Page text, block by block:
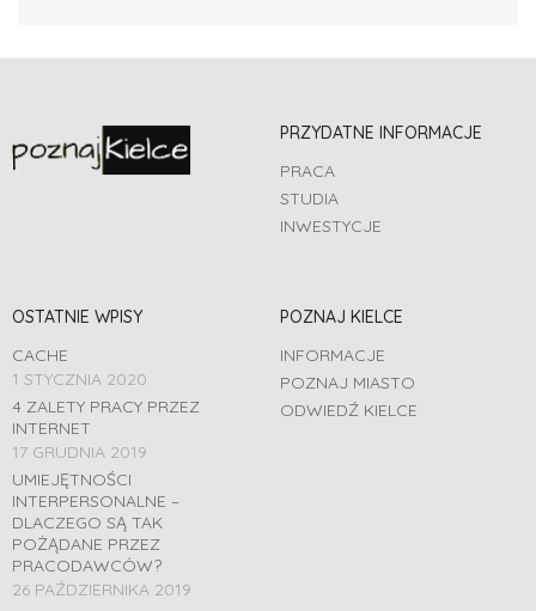
PRZYDATNE INFORMACJE
PRACA
STUDIA
INWESTYCJE
OSTATNIE WPISY
CACHE
1 STYCZNIA 2020
4 ZALETY PRACY PRZEZ
INTERNET
17 GRUDNIA 2019
UMIEJĘTNOŚCI
INTERPERSONALNE –
DLACZEGO SĄ TAK
POŻĄDANE PRZEZ
PRACODAWCÓW?
26 PAŹDZIERNIKA 2019
POZNAJ KIELCE
INFORMACJE
POZNAJ MIASTO
ODWIEDŹ KIELCE